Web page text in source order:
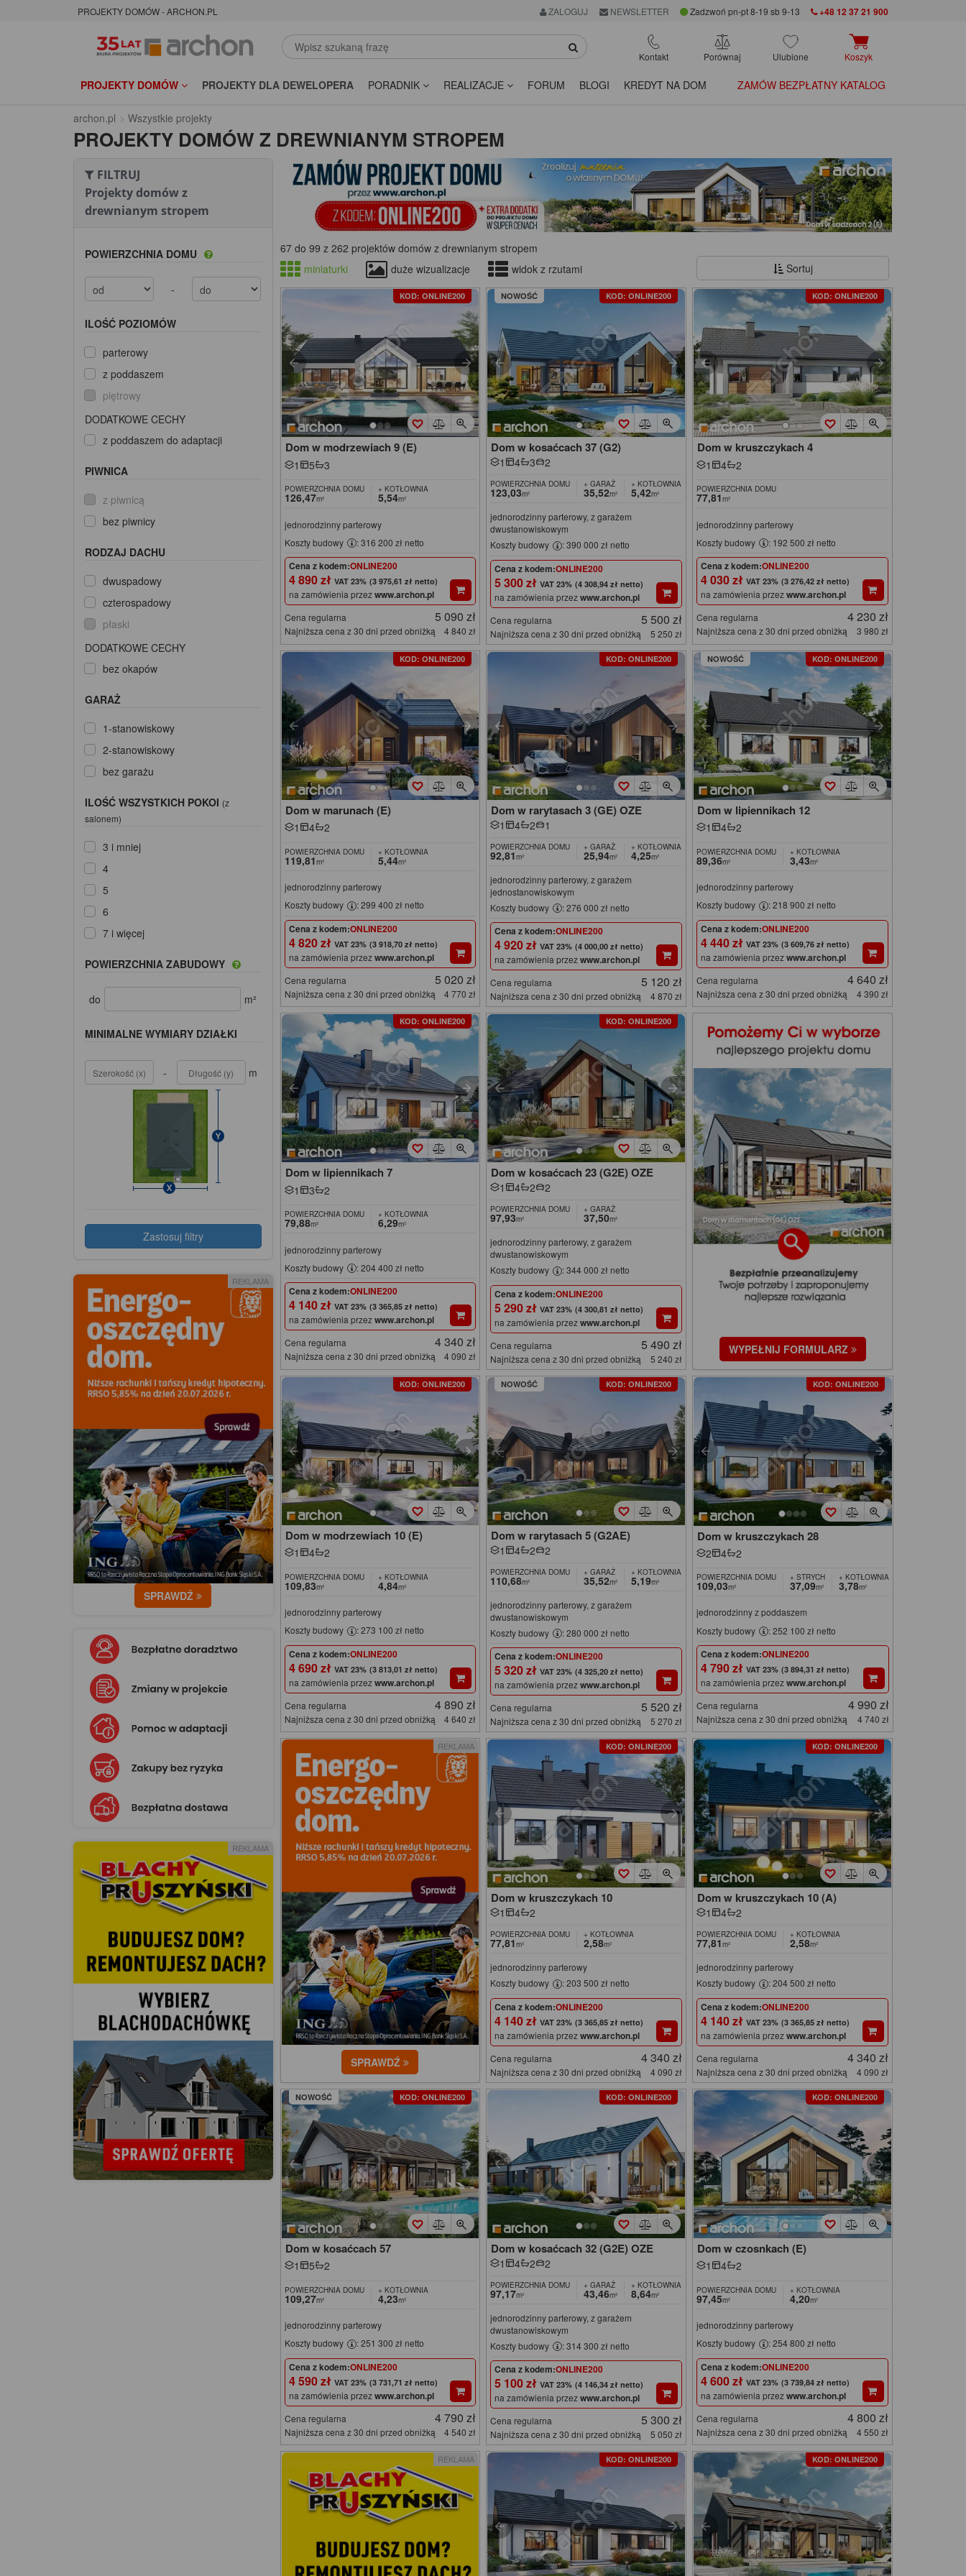
PROJEKTY DOMÓW - ARCHON.PL ZALOGUJ NEWSLETTER Zadzwoń pn-pt 8-19 sb 9-13 +48 12 37 21 900
Kontakt Porównaj Ulubione Koszyk
PROJEKTY DOMÓW PROJEKTY DLA DEWELOPERA PORADNIK REALIZACJE FORUM BLOGI KREDYT NA DOM ZAMÓW BEZPŁATNY KATALOG
archon.pl Wszystkie projekty
PROJEKTY DOMÓW Z DREWNIANYM STROPEM
67 do 99 z 262 projektów domów z drewnianym stropem
miniaturki
duże wizualizacje widok z rzutami Sortuj
KOD: ONLINE200
Dom w modrzewiach 9 (E)
1 5 3
POWIERZCHNIA DOMU
126,47m²
+ KOTŁOWNIA
5,54m²
jednorodzinny parterowy
Koszty budowy
: 316 200 zł netto
Cena z kodem:ONLINE200
4 890 zł (3 975,61 zł netto)
na zamówienia przezwww.archon.pl
Cena regularna 5 090 zł
Najniższa cena z 30 dni przed obniżką 4 840 zł
NOWOŚĆ KOD: ONLINE200
Dom w kosaćcach 37 (G2)
1 4 3 2
POWIERZCHNIA DOMU
123,03m²
+ GARAŻ
35,52m²
+ KOTŁOWNIA
5,42m²
jednorodzinny parterowy, z garażem
dwustanowiskowym
Koszty budowy
: 390 000 zł netto
Cena z kodem:ONLINE200
5 300 zł (4 308,94 zł netto)
na zamówienia przezwww.archon.pl
Cena regularna 5 500 zł
Najniższa cena z 30 dni przed obniżką 5 250 zł
KOD: ONLINE200
Dom w kruszczykach 4
1 4 2
POWIERZCHNIA DOMU
77,81m²
jednorodzinny parterowy
Koszty budowy
: 192 500 zł netto
Cena z kodem:ONLINE200
4 030 zł (3 276,42 zł netto)
na zamówienia przezwww.archon.pl
Cena regularna 4 230 zł
Najniższa cena z 30 dni przed obniżką 3 980 zł
KOD: ONLINE200
Dom w marunach (E)
1 4 2
POWIERZCHNIA DOMU
119,81m²
+ KOTŁOWNIA
5,44m²
jednorodzinny parterowy
Koszty budowy
: 299 400 zł netto
Cena z kodem:ONLINE200
4 820 zł (3 918,70 zł netto)
na zamówienia przezwww.archon.pl
Cena regularna 5 020 zł
Najniższa cena z 30 dni przed obniżką 4 770 zł
KOD: ONLINE200
Dom w rarytasach 3 (GE) OZE
1 4 2 1
POWIERZCHNIA DOMU
92,81m²
+ GARAŻ
25,94m²
+ KOTŁOWNIA
4,25m²
jednorodzinny parterowy, z garażem
jednostanowiskowym
Koszty budowy
: 276 000 zł netto
Cena z kodem:ONLINE200
4 920 zł (4 000,00 zł netto)
na zamówienia przezwww.archon.pl
Cena regularna 5 120 zł
Najniższa cena z 30 dni przed obniżką 4 870 zł
NOWOŚĆ KOD: ONLINE200
Dom w lipiennikach 12
1 4 2
POWIERZCHNIA DOMU
89,36m²
+ KOTŁOWNIA
3,43m²
jednorodzinny parterowy
Koszty budowy
: 218 900 zł netto
Cena z kodem:ONLINE200
4 440 zł (3 609,76 zł netto)
na zamówienia przezwww.archon.pl
Cena regularna 4 640 zł
Najniższa cena z 30 dni przed obniżką 4 390 zł
KOD: ONLINE200
Dom w lipiennikach 7
1 3 2
POWIERZCHNIA DOMU
79,88m²
+ KOTŁOWNIA
6,29m²
jednorodzinny parterowy
Koszty budowy
: 204 400 zł netto
Cena z kodem:ONLINE200
4 140 zł (3 365,85 zł netto)
na zamówienia przezwww.archon.pl
Cena regularna 4 340 zł
Najniższa cena z 30 dni przed obniżką 4 090 zł
KOD: ONLINE200
Dom w kosaćcach 23 (G2E) OZE
1 4 2 2
POWIERZCHNIA DOMU
97,93m²
+ GARAŻ
37,50m²
jednorodzinny parterowy, z garażem
dwustanowiskowym
Koszty budowy
: 344 000 zł netto
Cena z kodem:ONLINE200
5 290 zł (4 300,81 zł netto)
na zamówienia przezwww.archon.pl
Cena regularna 5 490 zł
Najniższa cena z 30 dni przed obniżką 5 240 zł
WYPEŁNIJ FORMULARZ
KOD: ONLINE200
Dom w modrzewiach 10 (E)
1 4 2
POWIERZCHNIA DOMU
109,83m²
+ KOTŁOWNIA
4,84m²
jednorodzinny parterowy
Koszty budowy
: 273 100 zł netto
Cena z kodem:ONLINE200
4 690 zł (3 813,01 zł netto)
na zamówienia przezwww.archon.pl
Cena regularna 4 890 zł
Najniższa cena z 30 dni przed obniżką 4 640 zł
NOWOŚĆ KOD: ONLINE200
Dom w rarytasach 5 (G2AE)
1 4 2 2
POWIERZCHNIA DOMU
110,68m²
+ GARAŻ
35,52m²
+ KOTŁOWNIA
5,19m²
jednorodzinny parterowy, z garażem
dwustanowiskowym
Koszty budowy
: 280 000 zł netto
Cena z kodem:ONLINE200
5 320 zł (4 325,20 zł netto)
na zamówienia przezwww.archon.pl
Cena regularna 5 520 zł
Najniższa cena z 30 dni przed obniżką 5 270 zł
KOD: ONLINE200
Dom w kruszczykach 28
2 4 2
POWIERZCHNIA DOMU
109,03m²
+ STRYCH
37,09m²
+ KOTŁOWNIA
3,78m²
jednorodzinny z poddaszem
Koszty budowy
: 252 100 zł netto
Cena z kodem:ONLINE200
4 790 zł (3 894,31 zł netto)
na zamówienia przezwww.archon.pl
Cena regularna 4 990 zł
Najniższa cena z 30 dni przed obniżką 4 740 zł
REKLAMA
SPRAWDŹ
KOD: ONLINE200
Dom w kruszczykach 10
1 4 2
POWIERZCHNIA DOMU
77,81m²
+ KOTŁOWNIA
2,58m²
jednorodzinny parterowy
Koszty budowy
: 203 500 zł netto
Cena z kodem:ONLINE200
4 140 zł (3 365,85 zł netto)
na zamówienia przezwww.archon.pl
Cena regularna 4 340 zł
Najniższa cena z 30 dni przed obniżką 4 090 zł
KOD: ONLINE200
Dom w kruszczykach 10 (A)
1 4 2
POWIERZCHNIA DOMU
77,81m²
+ KOTŁOWNIA
2,58m²
jednorodzinny parterowy
Koszty budowy
: 204 500 zł netto
Cena z kodem:ONLINE200
4 140 zł (3 365,85 zł netto)
na zamówienia przezwww.archon.pl
Cena regularna 4 340 zł
Najniższa cena z 30 dni przed obniżką 4 090 zł
NOWOŚĆ KOD: ONLINE200
Dom w kosaćcach 57
1 5 2
POWIERZCHNIA DOMU
109,27m²
+ KOTŁOWNIA
4,23m²
jednorodzinny parterowy
Koszty budowy
: 251 300 zł netto
Cena z kodem:ONLINE200
4 590 zł (3 731,71 zł netto)
na zamówienia przezwww.archon.pl
Cena regularna 4 790 zł
Najniższa cena z 30 dni przed obniżką 4 540 zł
KOD: ONLINE200
Dom w kosaćcach 32 (G2E) OZE
1 4 2 2
POWIERZCHNIA DOMU
97,17m²
+ GARAŻ
43,46m²
+ KOTŁOWNIA
8,64m²
jednorodzinny parterowy, z garażem
dwustanowiskowym
Koszty budowy
: 314 300 zł netto
Cena z kodem:ONLINE200
5 100 zł (4 146,34 zł netto)
na zamówienia przezwww.archon.pl
Cena regularna 5 300 zł
Najniższa cena z 30 dni przed obniżką 5 050 zł
KOD: ONLINE200
Dom w czosnkach (E)
1 4 2
POWIERZCHNIA DOMU
97,45m²
+ KOTŁOWNIA
4,20m²
jednorodzinny parterowy
Koszty budowy
: 254 800 zł netto
Cena z kodem:ONLINE200
4 600 zł (3 739,84 zł netto)
na zamówienia przezwww.archon.pl
Cena regularna 4 800 zł
Najniższa cena z 30 dni przed obniżką 4 550 zł
REKLAMA KOD: ONLINE200 KOD: ONLINE200
FILTRUJ
Projekty domów z
drewnianym stropem
POWIERZCHNIA DOMU
-
ILOŚĆ POZIOMÓW
parterowy
z poddaszem
piętrowy
DODATKOWE CECHY
z poddaszem do adaptacji
PIWNICA
z piwnicą
bez piwnicy
RODZAJ DACHU
dwuspadowy
czterospadowy
płaski
DODATKOWE CECHY
bez okapów
GARAŻ
1-stanowiskowy
2-stanowiskowy
bez garażu
ILOŚĆ WSZYSTKICH POKOI (z
salonem)
3 i mniej
4
5
6
7 i więcej
POWIERZCHNIA ZABUDOWY
do m²
MINIMALNE WYMIARY DZIAŁKI
- m
Zastosuj filtry
REKLAMA
SPRAWDŹ
REKLAMA